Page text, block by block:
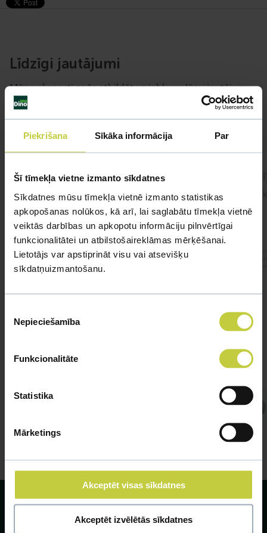
Piekrišana Sīkāka informācija Par
Šī tīmekļa vietne izmanto sīkdatnes
Sīkdatnes mūsu tīmekļa vietnē izmanto statistikas
apkopošanas nolūkos, kā arī, lai saglabātu tīmekļa vietnē
veiktās darbības un apkopotu informāciju pilnvērtīgai
funkcionalitātei un atbilstošaireklāmas mērķēšanai.
Lietotājs var apstiprināt visu vai atsevišķu
sīkdatņuizmantošanu.
izvēle
Nepieciešamība
Funkcionalitāte
Statistika
Mārketings
Akceptēt visas sīkdatnes
Akceptēt izvēlētās sīkdatnes
Līdzīgi jautājumi
Mūsu eksperti spēs atbildēt uz jebkuru Jūsu jautājumu
cīnītājzivtiņa.
#cinitajzivtina Sveiki! Pie mums viņa jau ir
gandrīz 2 gadus. Apetīte ir, ēd 1x dienā,
dažreiz 2x dienā.
#cinitajzivtina